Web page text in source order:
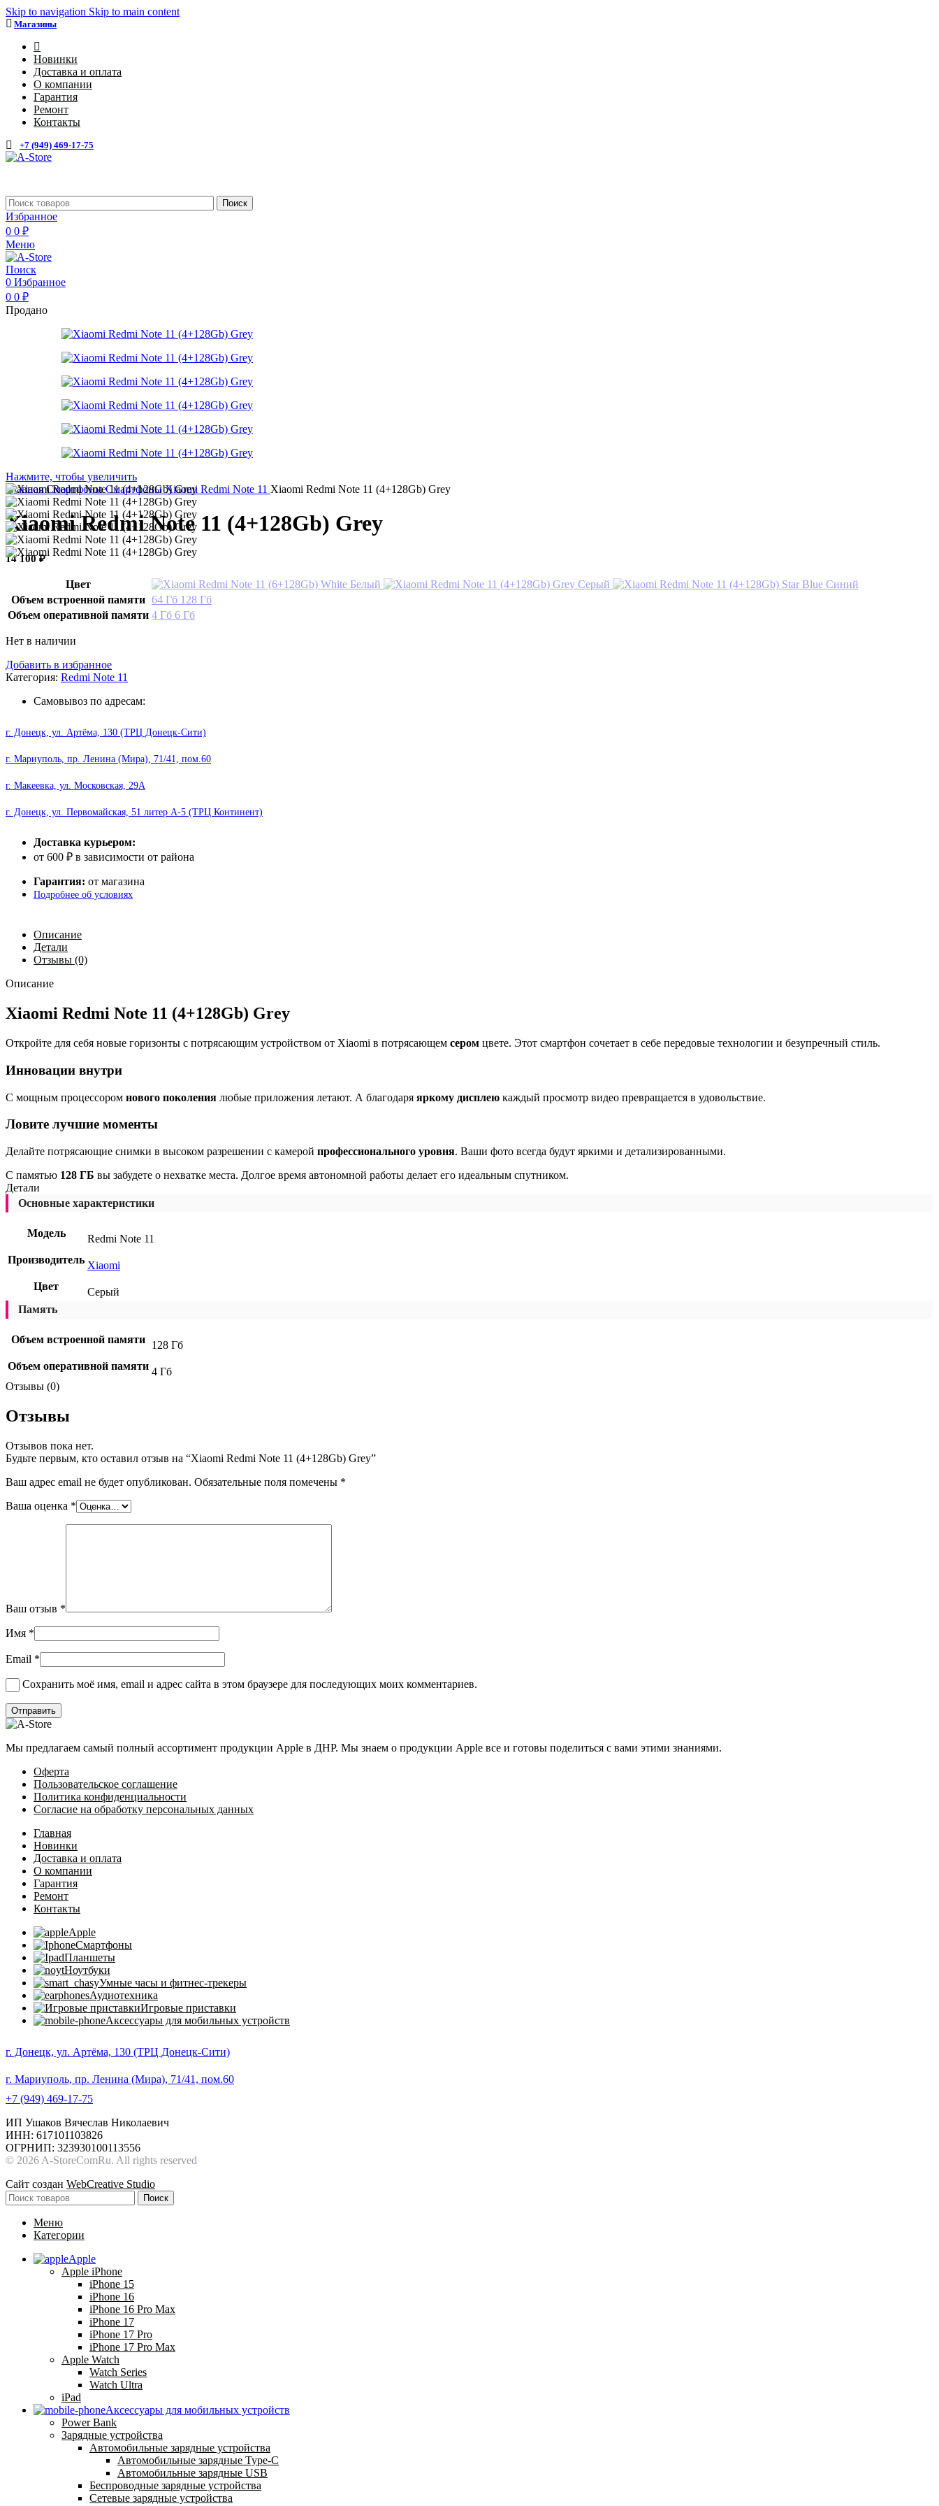
Skip to navigation Skip to main content
Магазины
Новинки
Доставка и оплата
О компании
Гарантия
Ремонт
Контакты
+7 (949) 469-17-75
Поиск
Избранное
0 0 ₽
Меню
Поиск
0 Избранное
0 0 ₽
Продано
Нажмите, чтобы увеличить
ГлавнаяСмартфоныСмартфоны Xiaomi Redmi Note 11 Xiaomi Redmi Note 11 (4+128Gb) Grey
Xiaomi Redmi Note 11 (4+128Gb) Grey
14 100₽
Цвет Белый Серый
Синий
Объем встроенной памяти 64 Гб 128 Гб
Объем оперативной памяти 4 Гб 6 Гб
Нет в наличии
Добавить в избранное
Категория: Redmi Note 11
Самовывоз по адресам:
г. Донецк, ул. Артёма, 130 (ТРЦ Донецк-Сити)
г. Мариуполь, пр. Ленина (Мира), 71/41, пом.60
г. Макеевка, ул. Московская, 29А
г. Донецк, ул. Первомайская, 51 литер А-5 (ТРЦ Континент)
Доставка курьером:
от 600 ₽ в зависимости от района
Гарантия: от магазина
Подробнее об условиях
Описание
Детали
Отзывы (0)
Описание
Xiaomi Redmi Note 11 (4+128Gb) Grey
Откройте для себя новые горизонты с потрясающим устройством от Xiaomi в потрясающем сером цвете. Этот смартфон сочетает в себе передовые технологии и безупречный стиль.
Инновации внутри
С мощным процессором нового поколения любые приложения летают. А благодаря яркому дисплею каждый просмотр видео превращается в удовольствие.
Ловите лучшие моменты
Делайте потрясающие снимки в высоком разрешении с камерой профессионального уровня. Ваши фото всегда будут яркими и детализированными.
С памятью 128 ГБ вы забудете о нехватке места. Долгое время автономной работы делает его идеальным спутником.
Детали
Основные характеристики
Модель
Redmi Note 11
Производитель Xiaomi
Цвет
Серый
Память
Объем встроенной памяти 128 Гб
Объем оперативной памяти 4 Гб
Отзывы (0)
Отзывы
Отзывов пока нет.
Будьте первым, кто оставил отзыв на “Xiaomi Redmi Note 11 (4+128Gb) Grey”
Ваш адрес email не будет опубликован. Обязательные поля помечены *
Ваша оценка *
Ваш отзыв *
Имя *
Email *
Сохранить моё имя, email и адрес сайта в этом браузере для последующих моих комментариев.
Мы предлагаем самый полный ассортимент продукции Apple в ДНР. Мы знаем о продукции Apple все и готовы поделиться с вами этими знаниями.
Оферта
Пользовательское соглашение
Политика конфиденциальности
Согласие на обработку персональных данных
Главная
Новинки
Доставка и оплата
О компании
Гарантия
Ремонт
Контакты
Apple
Смартфоны
Планшеты
Ноутбуки
Умные часы и фитнес-трекеры
Аудиотехника
Игровые приставки
Аксессуары для мобильных устройств
г. Донецк, ул. Артёма, 130 (ТРЦ Донецк-Сити)
г. Мариуполь, пр. Ленина (Мира), 71/41, пом.60
+7 (949) 469-17-75
ИП Ушаков Вячеслав Николаевич
ИНН: 617101103826
ОГРНИП: 323930100113556
© 2026 A-StoreComRu. All rights reserved
Сайт создан WebCreative Studio
Поиск
Меню
Категории
Apple
Apple iPhone
iPhone 15
iPhone 16
iPhone 16 Pro Max
iPhone 17
iPhone 17 Pro
iPhone 17 Pro Max
Apple Watch
Watch Series
Watch Ultra
iPad
Аксессуары для мобильных устройств
Power Bank
Зарядные устройства
Автомобильные зарядные устройства
Автомобильные зарядные Type-C
Автомобильные зарядные USB
Беспроводные зарядные устройства
Сетевые зарядные устройства